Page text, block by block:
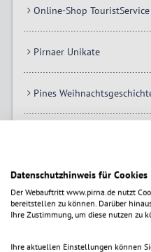
Online-Shop
Pirnaer Unikate
Pines
Datenschutzhinweis für Cookies
Der Webauftritt www.pirna.de nutzt
bereitstellen zu können. Darüber
Ihre Zustimmung, um diese nutzen zu
Ihre aktuellen Einstellungen können